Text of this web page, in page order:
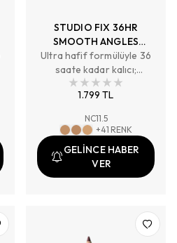
STUDIO FIX 36HR
SMOOTH ANGLES
CONCEALER
Ultra hafif formülüyle 36
saate kadar kalıcı;
pürüzsüz cilt görünümü
sağlayan, artırılabilir
etki sunan yumuşak mat
bitişli kapatıcı.
1.799 TL
NC11.5
+41 RENK
GELİNCE HABER
VER